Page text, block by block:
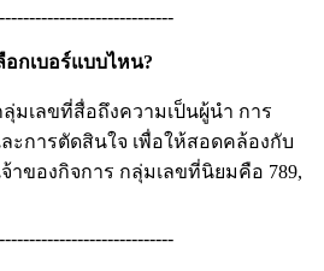
อกเบอร์แบบไหน?
มเลขที่สื่อถึงความเป็นผู้นำ การ
ะการตัดสินใจ เพื่อให้สอดคล้องกับ
าของกิจการ กลุ่มเลขที่นิยมคือ 789,